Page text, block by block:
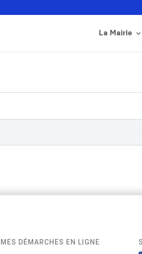
La Mairie
MES DÉMARCHES EN LIGNE